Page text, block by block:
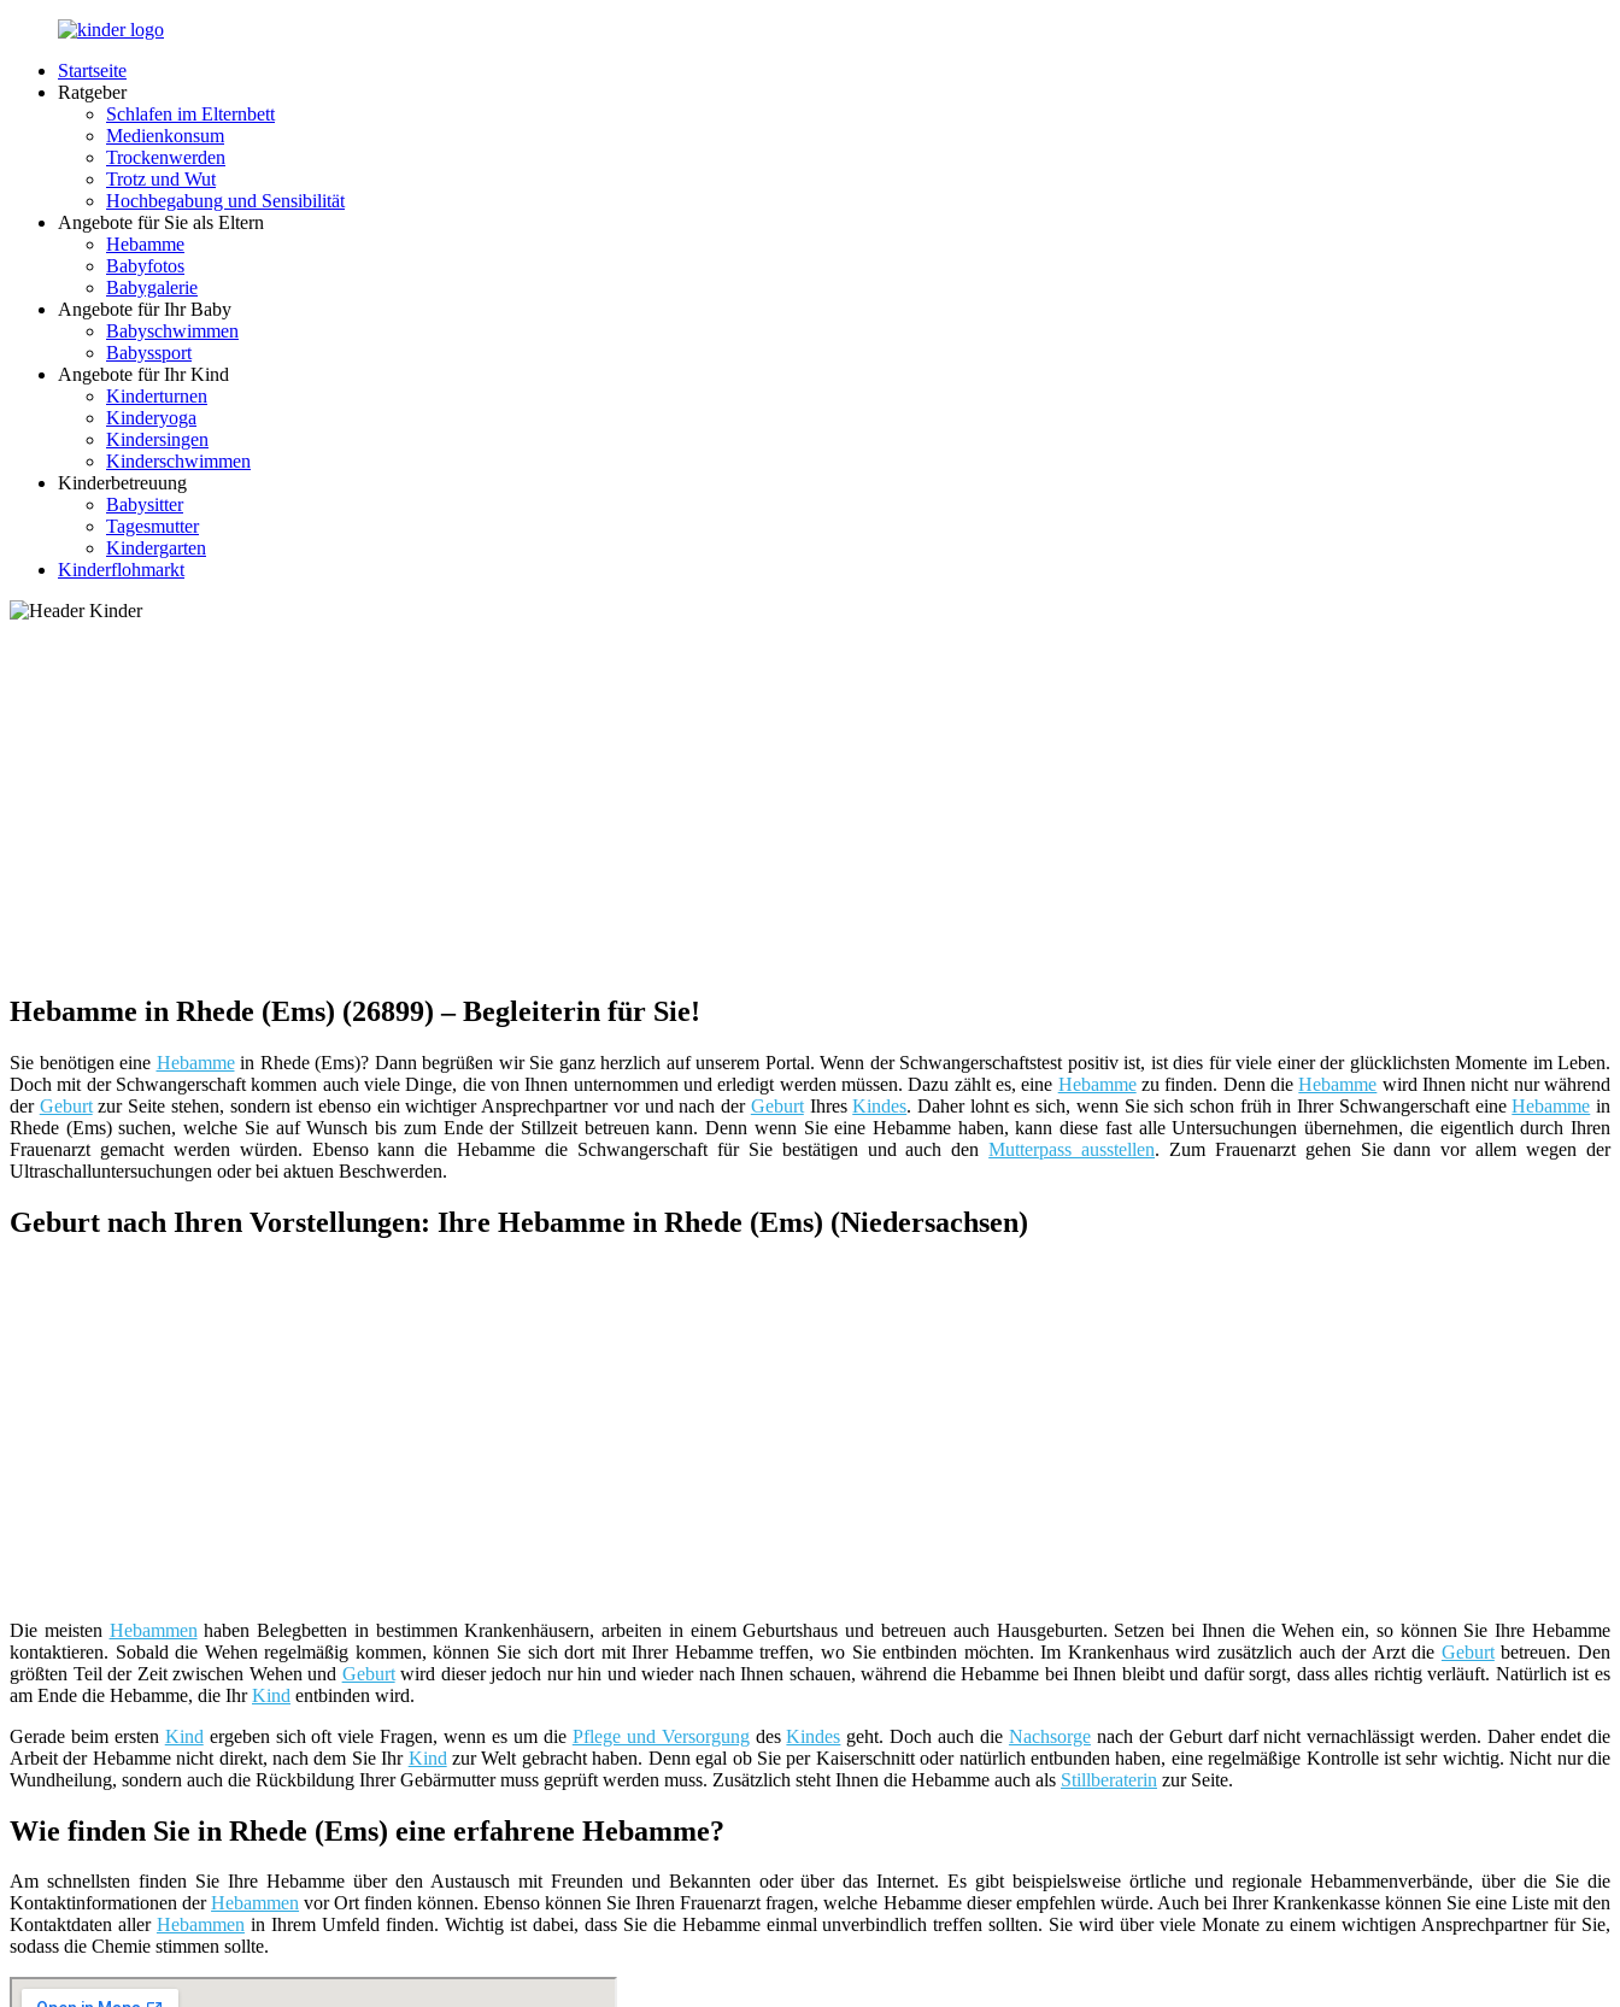
Zurück
Inhalt
LuckyKids.de
Das
Nachwuchs
Startseite
Ratgeber
Schlafen im Elternbett
Medienkonsum
Trockenwerden
Trotz und Wut
Hochbegabung und Sensibilität
Angebote für Sie als Eltern
Hebamme
Babyfotos
Babygalerie
Angebote für Ihr Baby
Babyschwimmen
Babyssport
Angebote für Ihr Kind
Kinderturnen
Kinderyoga
Kindersingen
Kinderschwimmen
Kinderbetreuung
Babysitter
Tagesmutter
Kindergarten
Kinderflohmarkt
Hebamme in Rhede (Ems) (26899) – Begleiterin für Sie!
Sie benötigen eine Hebammein Rhede (Ems)? Dann begrüßen wir Sie ganz herzlich auf unserem Portal. Wenn der Schwangerschaftstest positiv ist, ist dies für viele einer der glücklichsten Momente im Leben.
Doch mit der Schwangerschaft kommen auch viele Dinge, die von Ihnen unternommen und erledigt werden müssen. Dazu zählt es, eine Hebammezu finden. Denn dieHebamme wird Ihnen nicht nur während
der Geburtzur Seite stehen, sondern ist ebenso ein wichtiger Ansprechpartner vor und nach der GeburtIhresKindes. Daher lohnt es sich, wenn Sie sich schon früh in Ihrer Schwangerschaft eineHebamme in
Rhede (Ems) suchen, welche Sie auf Wunsch bis zum Ende der Stillzeit betreuen kann. Denn wenn Sie eine Hebamme haben, kann diese fast alle Untersuchungen übernehmen, die eigentlich durch Ihren
Frauenarzt gemacht werden würden. Ebenso kann die Hebamme die Schwangerschaft für Sie bestätigen und auch denMutterpass ausstellen. Zum Frauenarzt gehen Sie dann vor allem wegen der
Ultraschalluntersuchungen oder bei aktuen Beschwerden.
Geburt nach Ihren Vorstellungen: Ihre Hebamme in Rhede (Ems) (Niedersachsen)
Die meisten Hebammen haben Belegbetten in bestimmen Krankenhäusern, arbeiten in einem Geburtshaus und betreuen auch Hausgeburten. Setzen bei Ihnen die Wehen ein, so können Sie Ihre Hebamme
kontaktieren. Sobald die Wehen regelmäßig kommen, können Sie sich dort mit Ihrer Hebamme treffen, wo Sie entbinden möchten. Im Krankenhaus wird zusätzlich auch der Arzt die Geburtbetreuen. Den
größten Teil der Zeit zwischen Wehen und Geburtwird dieser jedoch nur hin und wieder nach Ihnen schauen, während die Hebamme bei Ihnen bleibt und dafür sorgt, dass alles richtig verläuft. Natürlich ist es
am Ende die Hebamme, die IhrKind entbinden wird.
Gerade beim ersten Kind ergeben sich oft viele Fragen, wenn es um die Pflege und VersorgungdesKindes geht. Doch auch die Nachsorgenach der Geburt darf nicht vernachlässigt werden. Daher endet die
Arbeit der Hebamme nicht direkt, nach dem Sie Ihr Kind zur Welt gebracht haben. Denn egal ob Sie per Kaiserschnitt oder natürlich entbunden haben, eine regelmäßige Kontrolle ist sehr wichtig. Nicht nur die
Wundheilung, sondern auch die Rückbildung Ihrer Gebärmutter muss geprüft werden muss. Zusätzlich steht Ihnen die Hebamme auch als Stillberaterin zur Seite.
Wie finden Sie in Rhede (Ems) eine erfahrene Hebamme?
Am schnellsten finden Sie Ihre Hebamme über den Austausch mit Freunden und Bekannten oder über das Internet. Es gibt beispielsweise örtliche und regionale Hebammenverbände, über die Sie die
Kontaktinformationen derHebammen vor Ort finden können. Ebenso können Sie Ihren Frauenarzt fragen, welche Hebamme dieser empfehlen würde. Auch bei Ihrer Krankenkasse können Sie eine Liste mit den
Kontaktdaten aller Hebammenin Ihrem Umfeld finden. Wichtig ist dabei, dass Sie die Hebamme einmal unverbindlich treffen sollten. Sie wird über viele Monate zu einem wichtigen Ansprechpartner für Sie,
sodass die Chemie stimmen sollte.